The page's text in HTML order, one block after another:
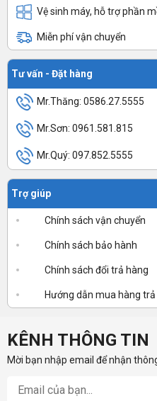
Vệ sinh máy, hỗ trợ phần
Miễn phí vận chuyển
Tư vấn - Đặt hàng
Mr.Thăng: 0586.27.5555
Mr.Sơn: 0961.581.815
Mr.Quý: 097.852.5555
Trợ giúp
Chính sách vận chuyển
Chính sách bảo hành
Chính sách đổi trả hàng
Hướng dẫn mua hàng trả
KÊNH THÔNG TIN
Mời bạn nhập email để nhận